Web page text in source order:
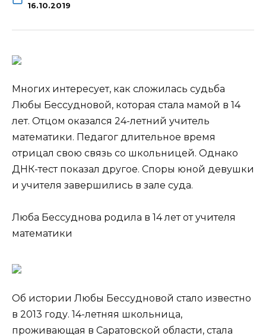
16.10.2019
Многих интересует, как сложилась судьба
Любы Бессудновой, которая стала мамой в 14
лет. Отцом оказался 24-летний учитель
математики. Педагог длительное время
отрицал свою связь со школьницей. Однако
ДНК-тест показал другое. Споры юной девушки
и учителя завершились в зале суда.
Люба Бессуднова родила в 14 лет от учителя
математики
Об истории Любы Бессудновой стало известно
в 2013 году. 14-летняя школьница,
проживающая в Саратовской области, стала